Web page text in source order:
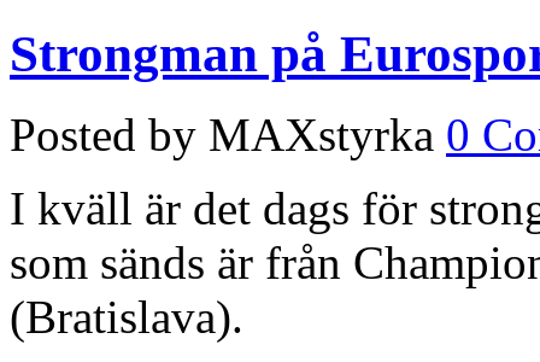
Strongman på
Posted by MAXstyrka 0
I kväll är det dags för
som sänds är från
(Bratislava).